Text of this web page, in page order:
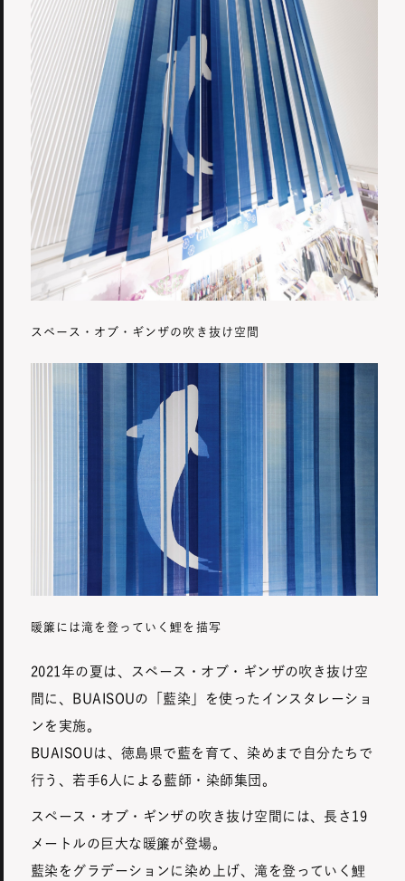
スペース・オブ・ギンザの吹き抜け空間
暖簾には滝を登っていく鯉を描写
2021年の夏は、スペース・オブ・ギンザの吹き抜け空
間に、BUAISOUの「藍染」を使ったインスタレーショ
ンを実施。
BUAISOUは、徳島県で藍を育て、染めまで自分たちで
行う、若手6人による藍師・染師集団。
スペース・オブ・ギンザの吹き抜け空間には、長さ19
メートルの巨大な暖簾が登場。
藍染をグラデーションに染め上げ、滝を登っていく鯉